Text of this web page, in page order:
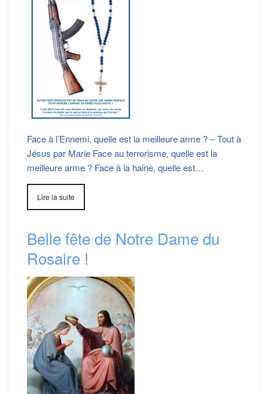
Face à l’Ennemi, quelle est la meilleure arme ? – Tout à
Jésus par Marie Face au terrorisme, quelle est la
meilleure arme ? Face à la haine, quelle est…
Lire la suite
Belle fête de Notre Dame du
Rosaire !